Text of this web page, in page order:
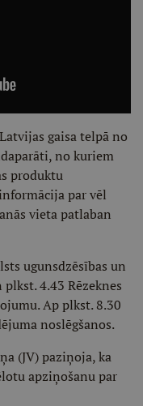
gaisa telpā no
no kuriem
produktu
par vēl
vieta patlaban
ugunsdzēsības un
4.43 Rēzeknes
Ap plkst. 8.30
noslēgšanos.
(JV) paziņoja, ka
apziņošanu par